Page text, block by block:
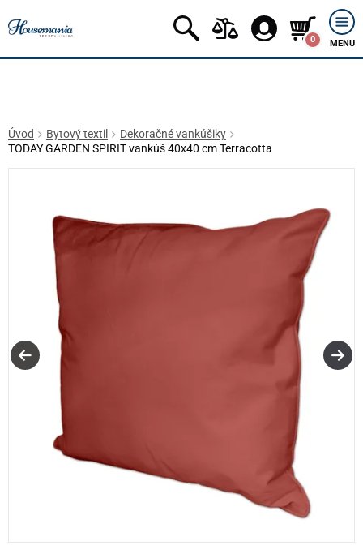
0 MENU
Úvod Bytový textil
Dekoračné vankúšiky
TODAY GARDEN SPIRIT vankúš 40x40 cm Terracotta